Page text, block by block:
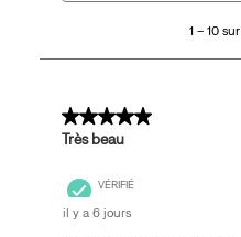
179
1 – 10
5 sur 5 étoiles.
Très beau
VÉRIFIÉ
il y a 6 jours